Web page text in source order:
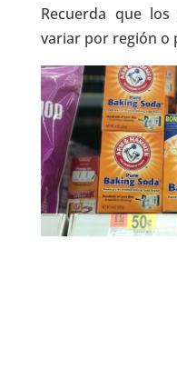
Recuerda que
variar por región o